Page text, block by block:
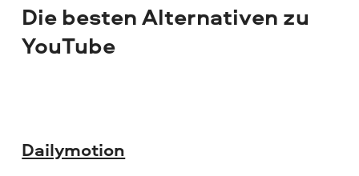
Die besten Alternativen zu
YouTube
Dailymotion